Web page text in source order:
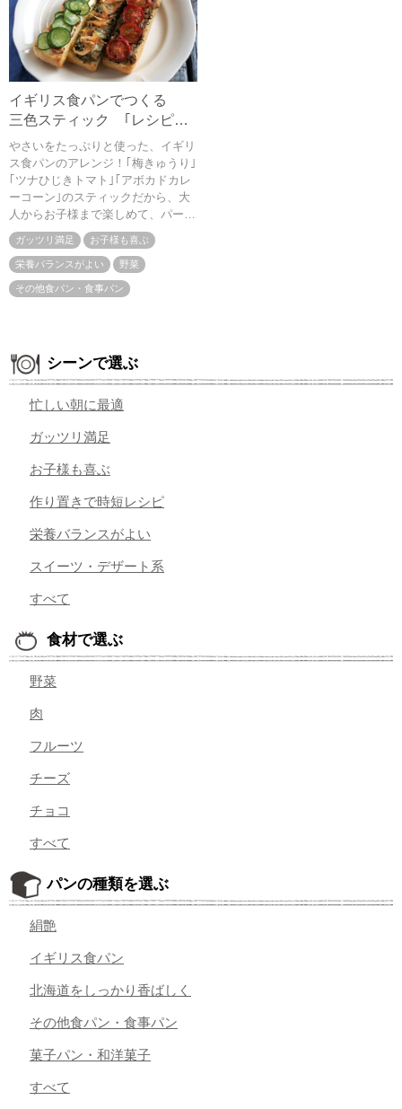
イギリス食パンでつくる
三色スティック ｢レシピ監
修：管理栄養士/フードコー
ディネーターりさ｣
やさいをたっぷりと使った、イギリ
ス食パンのアレンジ！｢梅きゅうり｣
｢ツナひじきトマト｣｢アボカドカレ
ーコーン｣のスティックだから、大
人からお子様まで楽しめて、パーテ
ィーにおすすめです。
ガッツリ満足 お子様も喜ぶ
栄養バランスがよい 野菜
その他食パン・食事パン
シーンで選ぶ
忙しい朝に最適
ガッツリ満足
お子様も喜ぶ
作り置きで時短レシピ
栄養バランスがよい
スイーツ・デザート系
すべて
食材で選ぶ
野菜
肉
フルーツ
チーズ
チョコ
すべて
パンの種類を選ぶ
絹艶
イギリス食パン
北海道をしっかり香ばしく
その他食パン・食事パン
菓子パン・和洋菓子
すべて